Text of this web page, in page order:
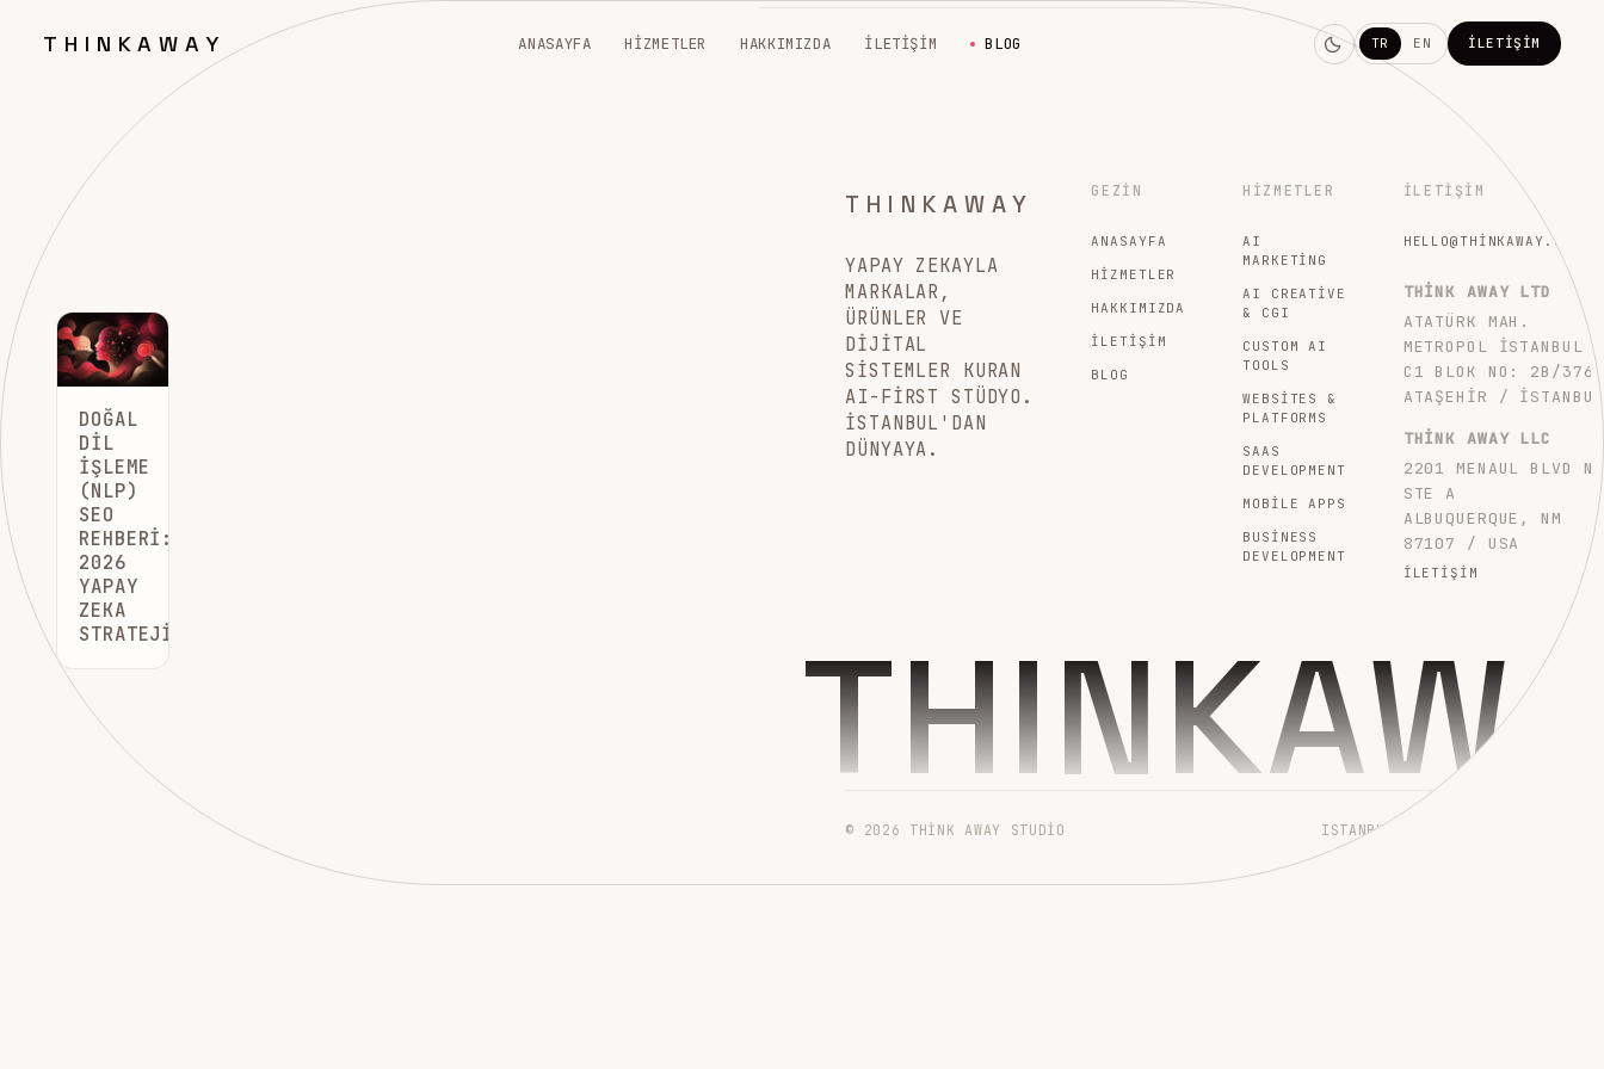
THINKAWAY ANASAYFA HIZMETLER HAKKIMIZDA İLETIŞIM BLOG TR EN İLETIŞIM
DOĞAL
DIL
İŞLEME
(NLP)
SEO
REHBERI:
2026
YAPAY
ZEKA
STRATEJILERI
THINKAWAY
YAPAY ZEKAYLA
MARKALAR,
ÜRÜNLER VE
DIJITAL
SISTEMLER KURAN
AI-FIRST STÜDYO.
İSTANBUL'DAN
DÜNYAYA.
GEZIN
ANASAYFA
HIZMETLER
HAKKIMIZDA
İLETIŞIM
BLOG
HIZMETLER
AI
MARKETING
AI CREATIVE
& CGI
CUSTOM AI
TOOLS
WEBSITES &
PLATFORMS
SAAS
DEVELOPMENT
MOBILE APPS
BUSINESS
DEVELOPMENT
İLETIŞIM
THINK AWAY LTD
ATATÜRK MAH.
METROPOL İSTANBUL
C1 BLOK NO: 2B/376
ATAŞEHIR / İSTANBUL
THINK AWAY LLC
2201 MENAUL BLVD NE
STE A
ALBUQUERQUE, NM
87107 / USA
İLETIŞIM
© 2026 THINK AWAY STUDIO ISTANBUL → WORLDWIDE